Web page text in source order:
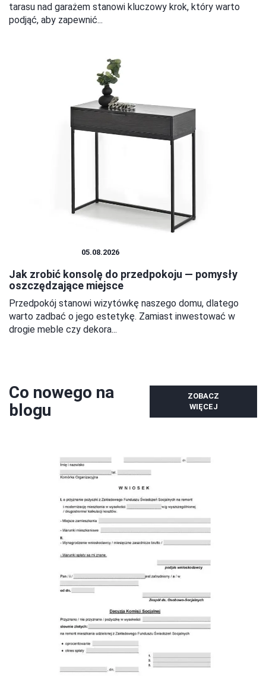
tarasu nad garażem stanowi kluczowy krok, który warto
podjąć, aby zapewnić...
05.08.2026
Jak zrobić konsolę do przedpokoju — pomysły
oszczędzające miejsce
Przedpokój stanowi wizytówkę naszego domu, dlatego
warto zadbać o jego estetykę. Zamiast inwestować w
drogie meble czy dekora...
Co nowego na
blogu
ZOBACZ
WIĘCEJ